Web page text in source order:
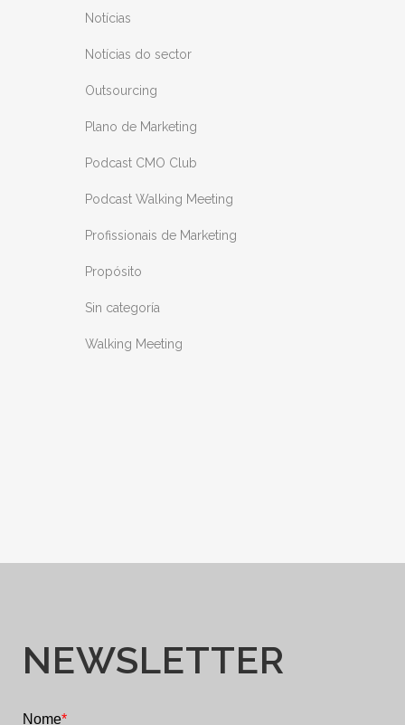
Notícias
Notícias do sector
Outsourcing
Plano de Marketing
Podcast CMO Club
Podcast Walking Meeting
Profissionais de Marketing
Propósito
Sin categoría
Walking Meeting
NEWSLETTER